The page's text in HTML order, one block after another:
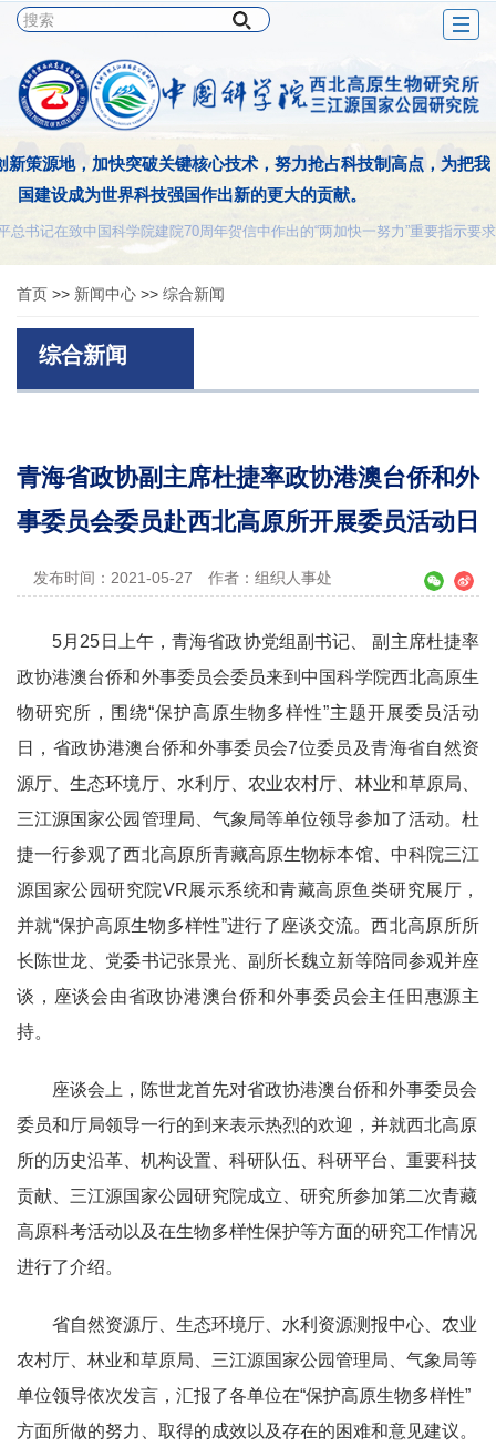
新策源地，加快突破关键核心技术，努力抢占科技制高点，为把我
国建设成为世界科技强国作出新的更大的贡献。
书记在致中国科学院建院70周年贺信中作出的“两加快一努力”重要指示要求
首页 >> 新闻中心 >> 综合新闻
综合新闻
青海省政协副主席杜捷率政协港澳台侨和外
事委员会委员赴西北高原所开展委员活动日
发布时间：2021-05-27 作者：组织人事处
5月25日上午，青海省政协党组副书记、 副主席杜捷率
政协港澳台侨和外事委员会委员来到中国科学院西北高原生
物研究所，围绕“保护高原生物多样性”主题开展委员活动
日，省政协港澳台侨和外事委员会7位委员及青海省自然资
源厅、生态环境厅、水利厅、农业农村厅、林业和草原局、
三江源国家公园管理局、气象局等单位领导参加了活动。杜
捷一行参观了西北高原所青藏高原生物标本馆、中科院三江
源国家公园研究院VR展示系统和青藏高原鱼类研究展厅，
并就“保护高原生物多样性”进行了座谈交流。西北高原所所
长陈世龙、党委书记张景光、副所长魏立新等陪同参观并座
谈，座谈会由省政协港澳台侨和外事委员会主任田惠源主
持。
座谈会上，陈世龙首先对省政协港澳台侨和外事委员会
委员和厅局领导一行的到来表示热烈的欢迎，并就西北高原
所的历史沿革、机构设置、科研队伍、科研平台、重要科技
贡献、三江源国家公园研究院成立、研究所参加第二次青藏
高原科考活动以及在生物多样性保护等方面的研究工作情况
进行了介绍。
省自然资源厅、生态环境厅、水利资源测报中心、农业
农村厅、林业和草原局、三江源国家公园管理局、气象局等
单位领导依次发言，汇报了各单位在“保护高原生物多样性”
方面所做的努力、取得的成效以及存在的困难和意见建议。